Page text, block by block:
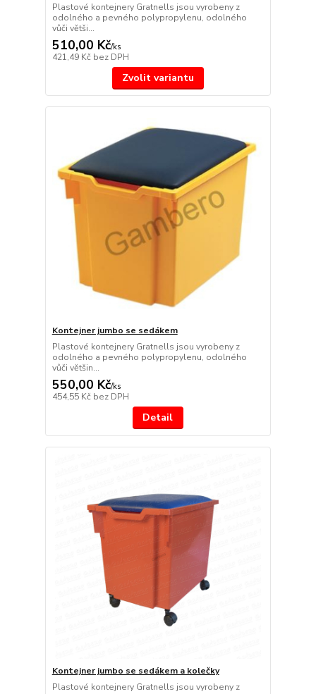
Plastové kontejnery Gratnells jsou vyrobeny z
odolného a pevného polypropylenu, odolného
vůči větši...
510,00 Kč/ks
421,49 Kč bez DPH
Zvolit variantu
Kontejner jumbo se sedákem
Plastové kontejnery Gratnells jsou vyrobeny z
odolného a pevného polypropylenu, odolného
vůči většin...
550,00 Kč/ks
454,55 Kč bez DPH
Detail
Kontejner jumbo se sedákem a kolečky
Plastové kontejnery Gratnells jsou vyrobeny z